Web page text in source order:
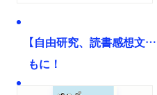
【自由研究、読書感想文
もに！